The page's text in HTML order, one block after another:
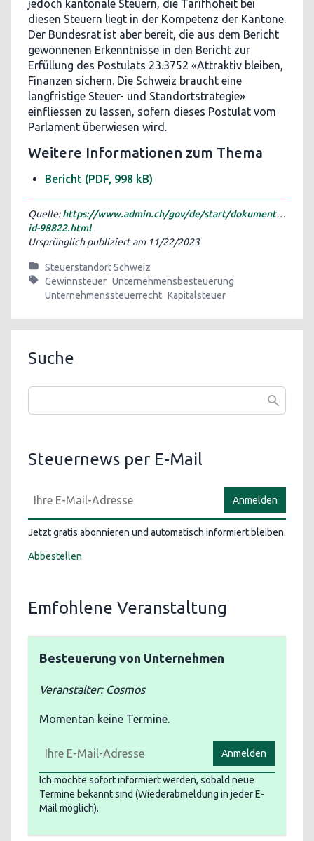
jedoch kantonale Steuern, die Tarifhoheit bei
diesen Steuern liegt in der Kompetenz der Kantone.
Der Bundesrat ist aber bereit, die aus dem Bericht
gewonnenen Erkenntnisse in den Bericht zur
Erfüllung des Postulats 23.3752 «Attraktiv bleiben,
Finanzen sichern. Die Schweiz braucht eine
langfristige Steuer- und Standortstrategie»
einfliessen zu lassen, sofern dieses Postulat vom
Parlament überwiesen wird.
Weitere Informationen zum Thema
Bericht (PDF, 998 kB)
Quelle:https://www.admin.ch/gov/de/start/dokumentation/
id-98822.html
Ursprünglich publiziert am 11/22/2023
Steuerstandort Schweiz
Gewinnsteuer Unternehmensbesteuerung
Unternehmenssteuerrecht Kapitalsteuer
Suche
Steuernews per E-Mail
Anmelden
Jetzt gratis abonnieren und automatisch informiert bleiben.
Abbestellen
Emfohlene Veranstaltung
Besteuerung von Unternehmen
Veranstalter: Cosmos
Momentan keine Termine.
Anmelden
Ich möchte sofort informiert werden, sobald neue
Termine bekannt sind (Wiederabmeldung in jeder E-
Mail möglich).